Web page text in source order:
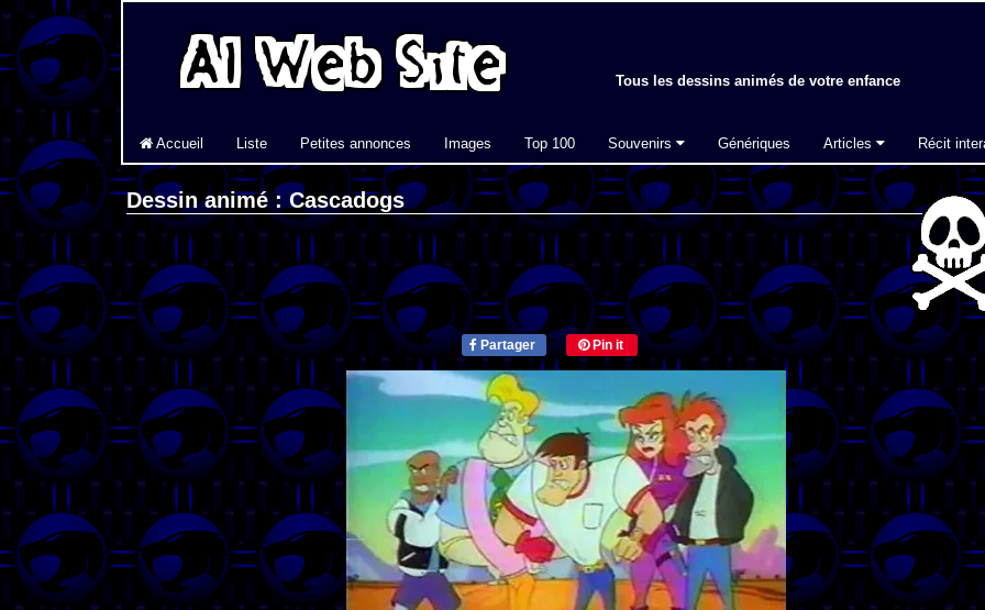
Tous les dessins animés de votre enfance
Accueil Liste Petites annonces Images Top 100 Souvenirs Génériques Articles Récit
Dessin animé : Cascadogs
Partager Pin it